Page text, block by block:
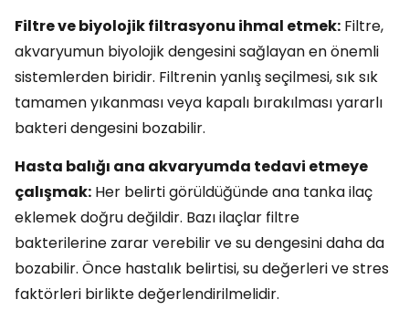
Filtre ve biyolojik filtrasyonu ihmal etmek: Filtre,
akvaryumun biyolojik dengesini sağlayan en önemli
sistemlerden biridir. Filtrenin yanlış seçilmesi, sık sık
tamamen yıkanması veya kapalı bırakılması yararlı
bakteri dengesini bozabilir.
Hasta balığı ana akvaryumda tedavi etmeye
çalışmak: Her belirti görüldüğünde ana tanka ilaç
eklemek doğru değildir. Bazı ilaçlar filtre
bakterilerine zarar verebilir ve su dengesini daha da
bozabilir. Önce hastalık belirtisi, su değerleri ve stres
faktörleri birlikte değerlendirilmelidir.